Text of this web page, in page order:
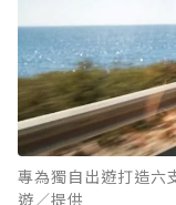
專為獨自出遊打造
遊／提供